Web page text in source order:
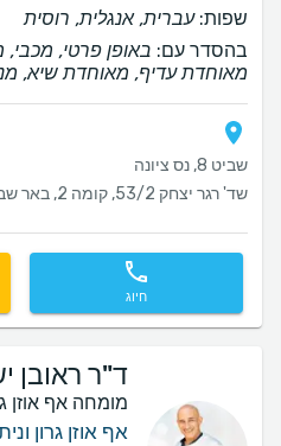
שפות:עברית, אנגלית, רוסית
בהסדר עם: באופן פרטי, מכבי,
מאוחדת עדיף, מאוחדת שיא,
שביט 8, נס ציונה
שד' רגר יצחק 53/2, קומה 2, באר שבע
חיוג
ד"ר ראובן
מומחה אף אוזן
אף אוזן גרון